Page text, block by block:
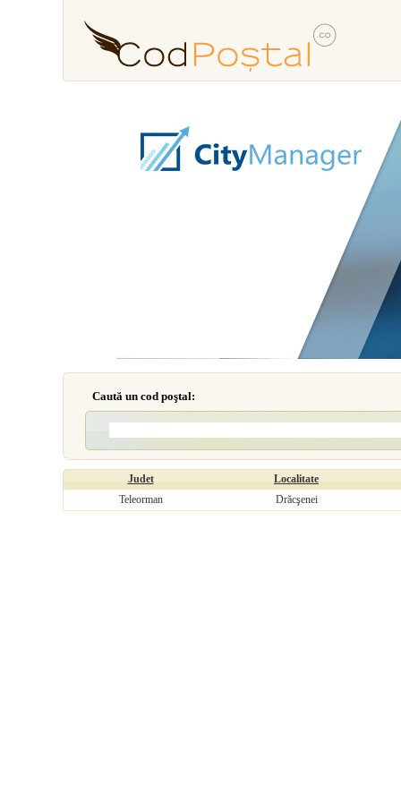
Caută un cod poştal:
Judet
Localitate
Teleorman
Drăcşenei